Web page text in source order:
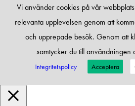
Vi använder cookies på vår
relevanta upplevelsen genom att
och upprepade besök. Genom att
samtycker du till användningen
Integritetspolicy Acceptera